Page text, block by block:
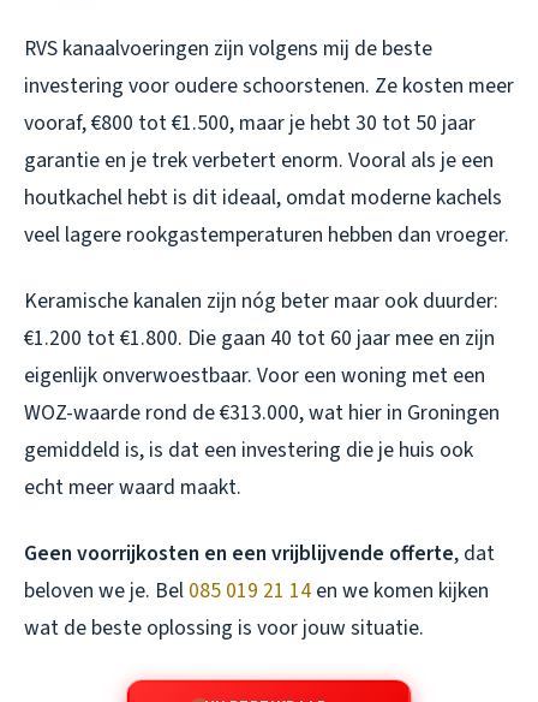
RVS kanaalvoeringen zijn volgens mij de beste
investering voor oudere schoorstenen. Ze kosten meer
vooraf, €800 tot €1.500, maar je hebt 30 tot 50 jaar
garantie en je trek verbetert enorm. Vooral als je een
houtkachel hebt is dit ideaal, omdat moderne kachels
veel lagere rookgastemperaturen hebben dan vroeger.
Keramische kanalen zijn nóg beter maar ook duurder:
€1.200 tot €1.800. Die gaan 40 tot 60 jaar mee en zijn
eigenlijk onverwoestbaar. Voor een woning met een
WOZ-waarde rond de €313.000, wat hier in Groningen
gemiddeld is, is dat een investering die je huis ook
echt meer waard maakt.
Geen voorrijkosten en een vrijblijvende offerte, dat
beloven we je. Bel 085 019 21 14 en we komen kijken
wat de beste oplossing is voor jouw situatie.